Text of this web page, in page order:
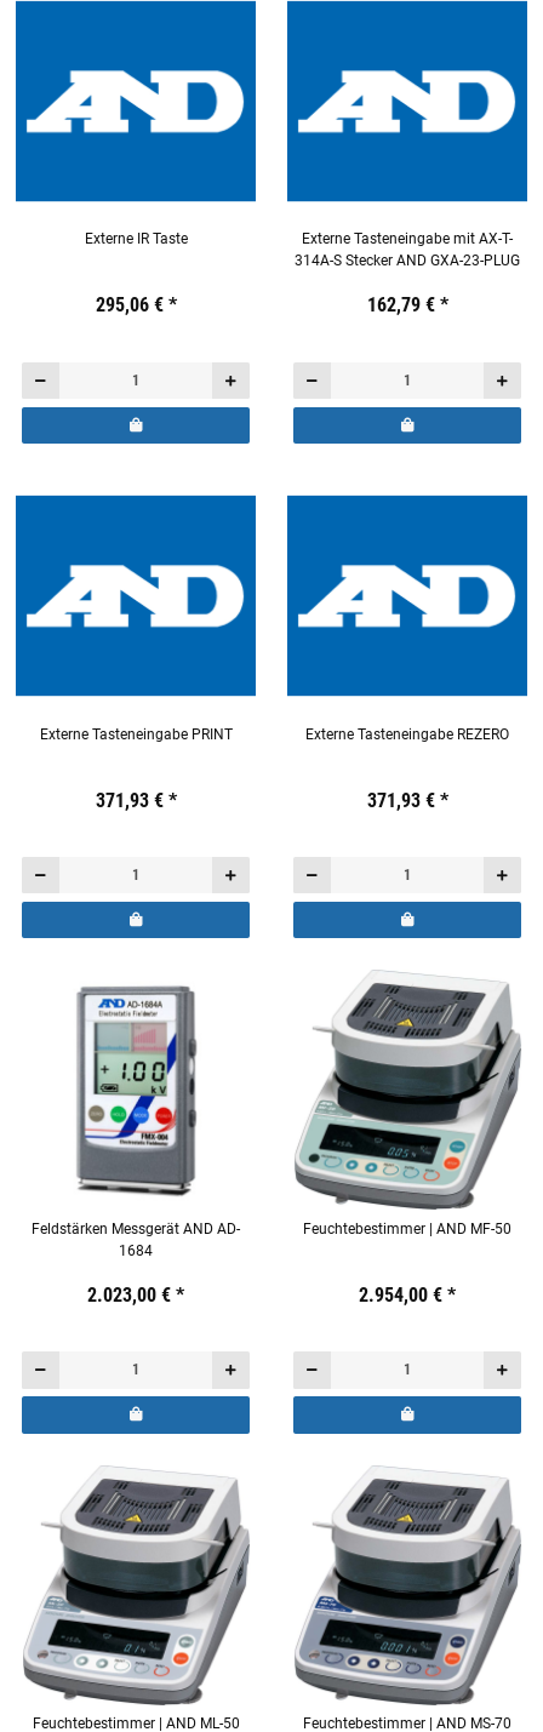
Externe IR Taste
19,44 €inkl. 19% USt.
295,06 € *
Externe Tasteneingabe mit AX-T-
314A-S Stecker AND GXA-23-PLUG
19,44 €inkl. 19% USt.
162,79 € *
Externe Tasteneingabe PRINT
19,44 €inkl. 19% USt.
371,93 € *
Externe Tasteneingabe REZERO
19,44 €inkl. 19% USt.
371,93 € *
Feldstärken Messgerät AND AD-
1684
19,44 €inkl. 19% USt.
2.023,00 € *
Feuchtebestimmer | AND MF-50
19,44 €inkl. 19% USt.
2.954,00 € *
Feuchtebestimmer | AND ML-50 Feuchtebestimmer | AND MS-70